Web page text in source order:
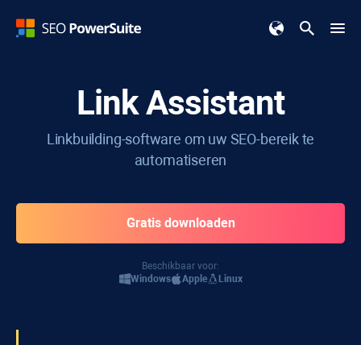
Link Assistant
Linkbuilding-software om uw SEO-bereik te
automatiseren
Gratis downloaden
Beschikbaar voor:
Windows
Apple Linux